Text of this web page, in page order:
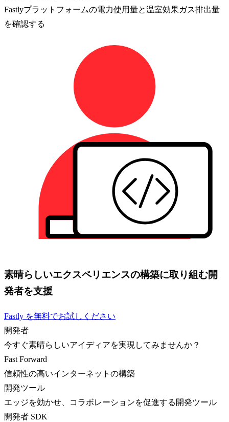
Fastlyプラットフォームの電力使用量と温室効果ガス排出量
を確認する
素晴らしいエクスペリエンスの構築に取り組む開
発者を支援
Fastly を無料でお試しください
開発者
今すぐ素晴らしいアイディアを実現してみませんか？
Fast Forward
信頼性の高いインターネットの構築
開発ツール
エッジを効かせ、コラボレーションを促進する開発ツール
開発者 SDK